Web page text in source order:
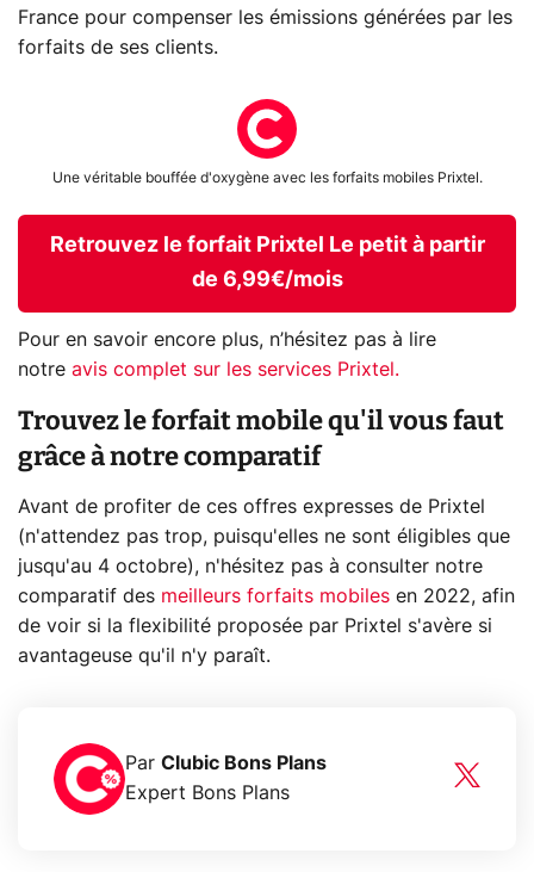
France pour compenser les émissions générées par les
forfaits de ses clients.
Une véritable bouffée d'oxygène avec les forfaits mobiles Prixtel.
Retrouvez le forfait Prixtel Le petit à partir
de 6,99€/mois
Pour en savoir encore plus, n’hésitez pas à lire
notre avis complet sur les services Prixtel.
Trouvez le forfait mobile qu'il vous faut
grâce à notre comparatif
Avant de profiter de ces offres expresses de Prixtel
(n'attendez pas trop, puisqu'elles ne sont éligibles que
jusqu'au 4 octobre), n'hésitez pas à consulter notre
comparatif des meilleurs forfaits mobiles en 2022, afin
de voir si la flexibilité proposée par Prixtel s'avère si
avantageuse qu'il n'y paraît.
Par Clubic Bons Plans
Expert Bons Plans